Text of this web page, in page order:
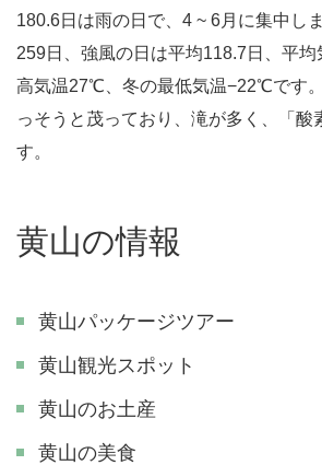
180.6日は雨の日で、4 ~ 6月に集中し
259日、強風の日は平均118.7日、平
高気温27℃、冬の最低気温−22℃です
っそうと茂っており、滝が多く、「酸
す。
黄山の情報
黄山パッケージツアー
黄山観光スポット
黄山のお土産
黄山の美食